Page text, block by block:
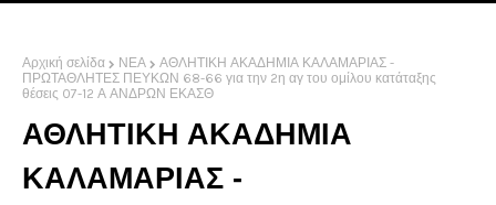
Αρχική σελίδα ΝΕΑ
ΑΘΛΗΤΙΚΗ ΑΚΑΔΗΜΙΑ ΚΑΛΑΜΑΡΙΑΣ -
ΠΡΩΤΑΘΛΗΤΕΣ ΠΕΥΚΩΝ 68-66 για την 2η αγ του ομίλου κατάταξης
θέσεις 07-12 Α ΑΝΔΡΩΝ ΕΚΑΣΘ
ΑΘΛΗΤΙΚΗ ΑΚΑΔΗΜΙΑ
ΚΑΛΑΜΑΡΙΑΣ -